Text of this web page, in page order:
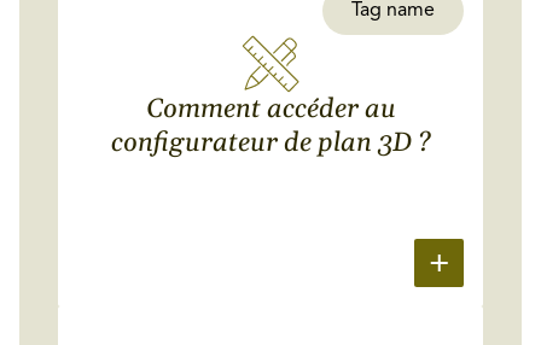
Tag name
Comment accéder au
configurateur de plan 3D ?